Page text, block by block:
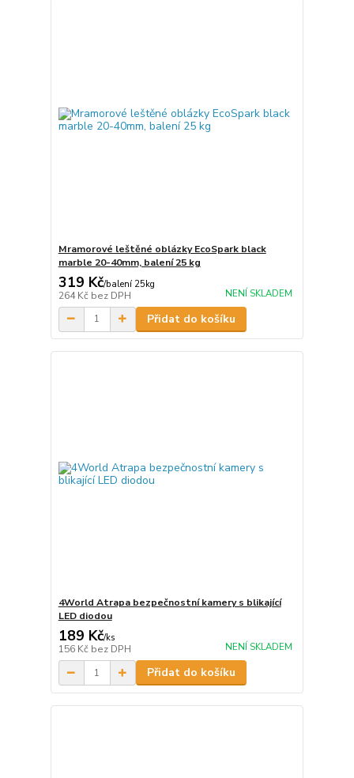
Mramorové leštěné oblázky EcoSpark black
marble 20-40mm, balení 25 kg
319 Kč/balení 25kg
264 Kč bez DPH NENÍ SKLADEM
Přidat do košíku
4World Atrapa bezpečnostní kamery s blikající
LED diodou
189 Kč/ks
156 Kč bez DPH NENÍ SKLADEM
Přidat do košíku